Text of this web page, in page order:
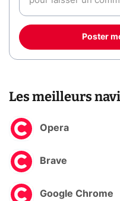
Poster
Les meilleurs
Opera
Brave
Google Chrome